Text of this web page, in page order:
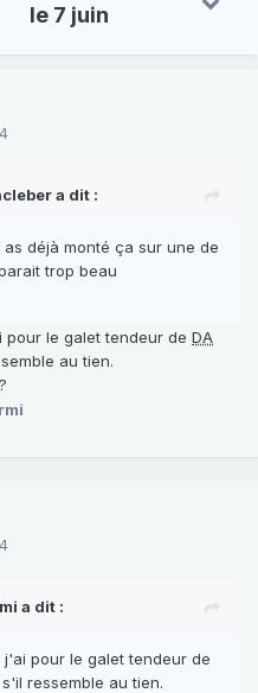
le 7 juin
a dit :
as déjà monté ça sur une de
trop beau
le galet tendeur de DA
au tien.
a dit :
pour le galet tendeur de
ressemble au tien.